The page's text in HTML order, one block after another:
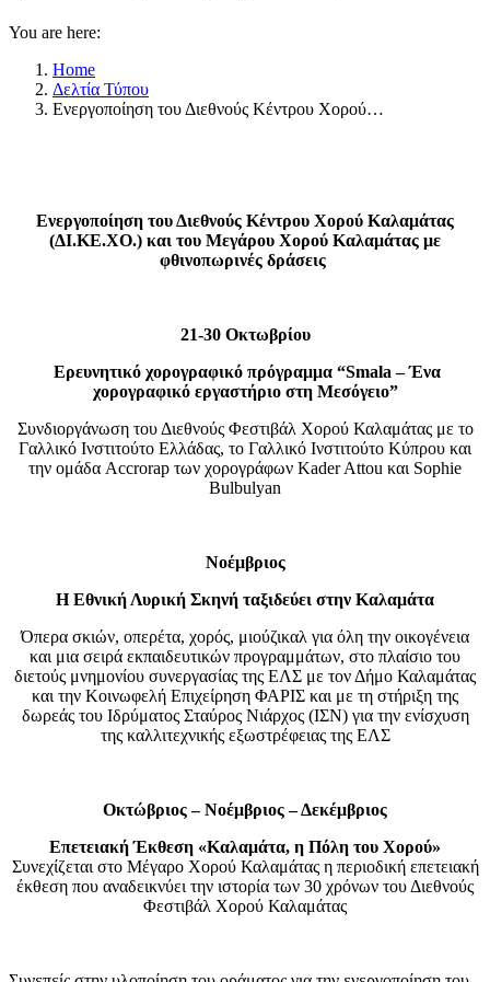
You are here:
Home
Δελτία Τύπου
Ενεργοποίηση του Διεθνούς Κέντρου Χορού…
Ενεργοποίηση του Διεθνούς Κέντρου Χορού Καλαμάτας
(ΔΙ.ΚΕ.ΧΟ.) και του Μεγάρου Χορού Καλαμάτας με
φθινοπωρινές δράσεις
21-30 Οκτωβρίου
Ερευνητικό χορογραφικό πρόγραμμα “Smala – Ένα
χορογραφικό εργαστήριο στη Μεσόγειο”
Συνδιοργάνωση του Διεθνούς Φεστιβάλ Χορού Καλαμάτας με το
Γαλλικό Ινστιτούτο Ελλάδας, το Γαλλικό Ινστιτούτο Κύπρου και
την ομάδα Accrorap των χορογράφων Kader Attou και Sophie
Bulbulyan
Νοέμβριος
H Εθνική Λυρική Σκηνή ταξιδεύει στην Καλαμάτα
Όπερα σκιών, οπερέτα, χορός, μιούζικαλ για όλη την οικογένεια
και μια σειρά εκπαιδευτικών προγραμμάτων, στο πλαίσιο του
διετούς μνημονίου συνεργασίας της ΕΛΣ με τον Δήμο Καλαμάτας
και την Κοινωφελή Επιχείρηση ΦΑΡΙΣ και με τη στήριξη της
δωρεάς του Ιδρύματος Σταύρος Νιάρχος (ΙΣΝ) για την ενίσχυση
της καλλιτεχνικής εξωστρέφειας της ΕΛΣ
Οκτώβριος – Νοέμβριος – Δεκέμβριος
Επετειακή Έκθεση «Καλαμάτα, η Πόλη του Χορού»
Συνεχίζεται στο Μέγαρο Χορού Καλαμάτας η περιοδική επετειακή
έκθεση που αναδεικνύει την ιστορία των 30 χρόνων του Διεθνούς
Φεστιβάλ Χορού Καλαμάτας